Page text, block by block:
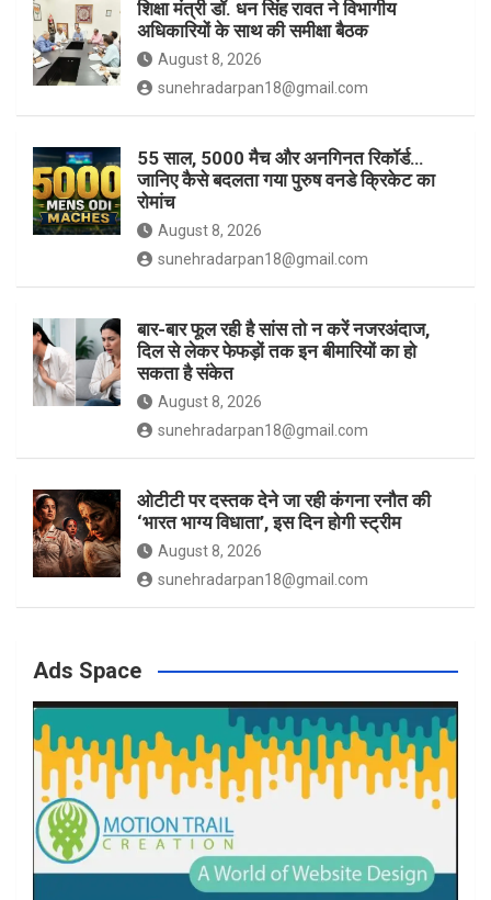
k a
शिक्षा मंत्री डॉ. धन सिंह रावत ने विभागीय
अधिकारियों के साथ की समीक्षा बैठक
August 8, 2026
sunehradarpan18@gmail.com
55 साल, 5000 मैच और अनगिनत रिकॉर्ड…
जानिए कैसे बदलता गया पुरुष वनडे क्रिकेट का
रोमांच
August 8, 2026
sunehradarpan18@gmail.com
बार-बार फूल रही है सांस तो न करें नजरअंदाज,
दिल से लेकर फेफड़ों तक इन बीमारियों का हो
सकता है संकेत
August 8, 2026
sunehradarpan18@gmail.com
ओटीटी पर दस्तक देने जा रही कंगना रनौत की
‘भारत भाग्य विधाता’, इस दिन होगी स्ट्रीम
August 8, 2026
sunehradarpan18@gmail.com
Ads Space